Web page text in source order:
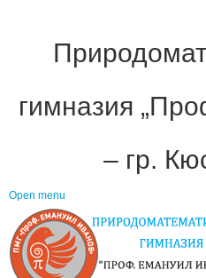
гимназия
– гр.
Open menu